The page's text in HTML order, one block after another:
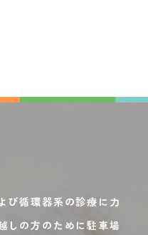
び循環器系の診療に力
しの方のために駐車場